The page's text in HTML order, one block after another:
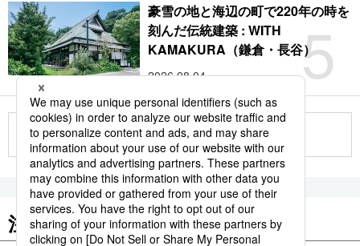
5
豪雪の地と海辺の町で220年の時を
刻んだ伝統建築 : WITH
KAMAKURA（鎌倉・長谷）
2026.08.04
もっと見る
注目のキーワード